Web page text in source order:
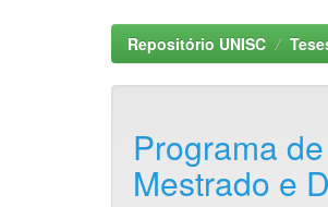
Repositório UNISC
Programa
Mestrado e